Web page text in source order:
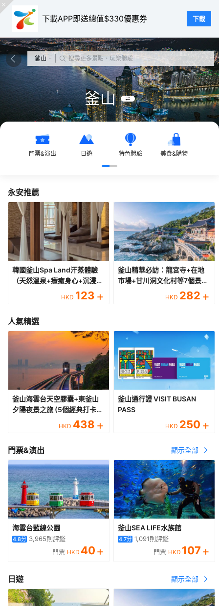
下載APP即送總值$330優惠券 下載
釜山 搜尋更多景點、玩樂體驗
釜山
門票&演出 日遊 特色體驗 美食&購物
永安推薦
韓國釜山Spa Land汗蒸體驗
（天然溫泉+療癒身心+沉浸式
HKD 123 +
釜山精華必訪：龍宮寺+在地
市場+甘川洞文化村等7個景點
HKD 282 +
人氣精選
釜山海雲台天空膠囊+東釜山
夕陽夜景之旅 (5個經典打卡景
HKD 438 +
釜山通行證 VISIT BUSAN
PASS
HKD 250 +
門票&演出 顯示全部
海雲台藍線公園
4.8分 3,965則評鑑
門票 HKD 40+
釜山SEA LIFE水族館
4.7分 1,091則評鑑
門票 HKD 107+
日遊 顯示全部